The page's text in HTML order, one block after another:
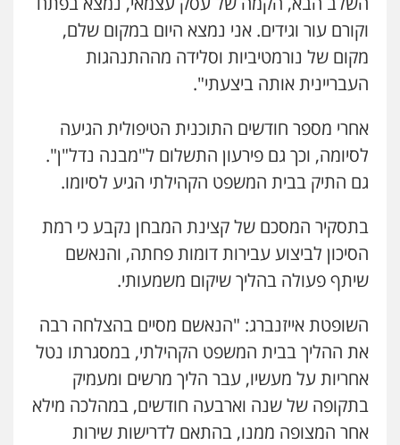
0523647066
וקורם עור וגידים. אני נמצא היום במקום שלם,
מקום של נורמטיביות וסלידה מההתנהגות
העבריינית אותה ביצעתי".
אחרי מספר חודשים התוכנית הטיפולית הגיעה
לסיומה, וכך גם פירעון התשלום ל"מבנה נדל"ן".
גם התיק בבית המשפט הקהילתי הגיע לסיומו.
בתסקיר המסכם של קצינת המבחן נקבע כי רמת
הסיכון לביצוע עבירות דומות פחתה, והנאשם
שיתף פעולה בהליך שיקום משמעותי.
השופטת אייזנברג: "הנאשם מסיים בהצלחה רבה
את ההליך בבית המשפט הקהילתי, במסגרתו נטל
אחריות על מעשיו, עבר הליך מרשים ומעמיק
בתקופה של שנה וארבעה חודשים, במהלכה מילא
אחר המצופה ממנו, בהתאם לדרישות שירות
עו"ד משה פלמור
כלכלי צווארון לבן עורכי דין לענייני
אסירים
0549732303